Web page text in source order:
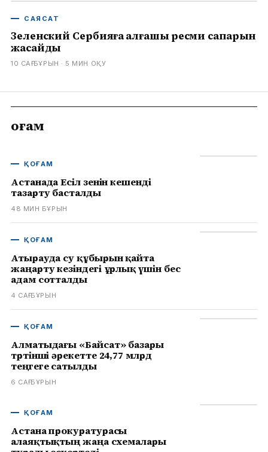
САЯСАТ
Зеленский Сербияға алғашқы ресми сапарын
жасайды
10 САҒ БҰРЫН · 5 МИН ОҚУ
Қоғам
ҚОҒАМ
Астанада Есіл өзенін кешенді
тазарту басталды
48 МИН БҰРЫН
ҚОҒАМ
Атырауда су құбырын қайта
жаңарту кезіндегі ұрлық үшін бес
адам сотталды
4 САҒ БҰРЫН
ҚОҒАМ
Алматыдағы «Байсат» базары
төртінші әрекетте 24,77 млрд
теңгеге сатылды
6 САҒ БҰРЫН
ҚОҒАМ
Астана прокуратурасы
алаяқтықтың жаңа схемалары